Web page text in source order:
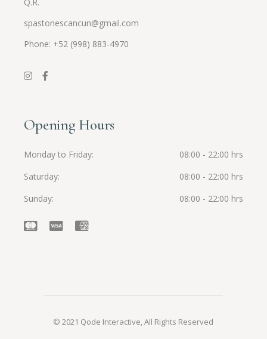
spastonescancun@gmail.com
Phone: +52 (998) 883-4970
Opening Hours
Monday to Friday
08:00 - 22:00 hrs
Saturday
08:00 - 22:00 hrs
Sunday
08:00 - 22:00 hrs
© 2021 Qode Interactive, All Rights Reserved